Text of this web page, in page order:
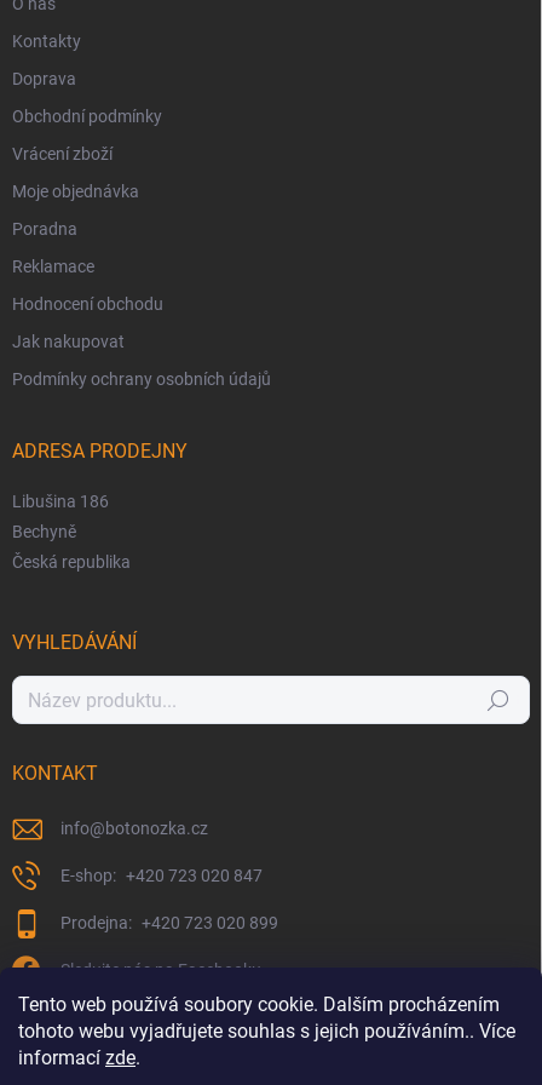
Tento web používá soubory cookie. Dalším procházením
tohoto webu vyjadřujete souhlas s jejich používáním.. Více
informací zde.
O nás
Kontakty
Doprava
Obchodní podmínky
Vrácení zboží
Moje objednávka
Poradna
Reklamace
Hodnocení obchodu
Jak nakupovat
Podmínky ochrany osobních údajů
ADRESA PRODEJNY
Libušina 186
Bechyně
Česká republika
VYHLEDÁVÁNÍ
Hledat
KONTAKT
info@botonozka.cz
+420 723 020 847
+420 723 020 899
Sledujte nás na Facebooku